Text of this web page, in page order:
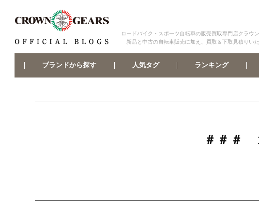
ロードバイク・スポーツ自転車の販売買取専門店クラウ
新品と中古の自転車販売に加え、買取＆下取見積りいた
ブランドから探す 人気タグ ランキング
＃＃＃